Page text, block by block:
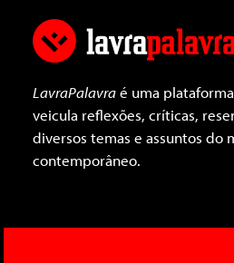
LavraPalavraé uma
veicula reflexões, críticas,
diversos temas e assuntos do
contemporâneo.